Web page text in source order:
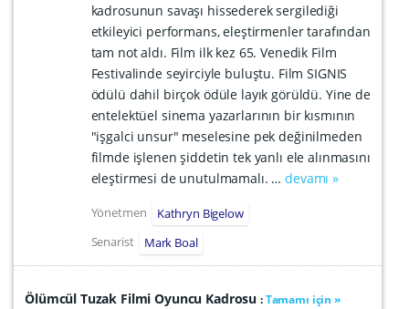
kadrosunun savaşı hissederek sergilediği
etkileyici performans, eleştirmenler tarafından
tam not aldı. Film ilk kez 65. Venedik Film
Festivalinde seyirciyle buluştu. Film SIGNIS
ödülü dahil birçok ödüle layık görüldü. Yine de
entelektüel sinema yazarlarının bir kısmının
"işgalci unsur" meselesine pek değinilmeden
filmde işlenen şiddetin tek yanlı ele alınmasını
eleştirmesi de unutulmamalı. …devamı »
Yönetmen
Kathryn Bigelow
Senarist
Mark Boal
Ölümcül Tuzak Filmi Oyuncu Kadrosu:Tamamı için »